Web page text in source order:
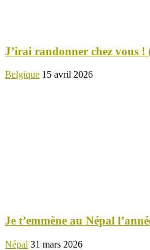
J’irai randonner chez vous !
Belgique 15 avril 2026
Je t’emmène au Népal
Népal 31 mars 2026